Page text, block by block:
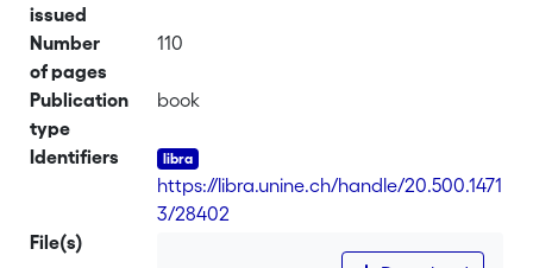
issued
Number
of pages
110
Publication
type
book
Identifiers
https://libra.unine.ch/handle/20.500.1471
3/28402
File(s)